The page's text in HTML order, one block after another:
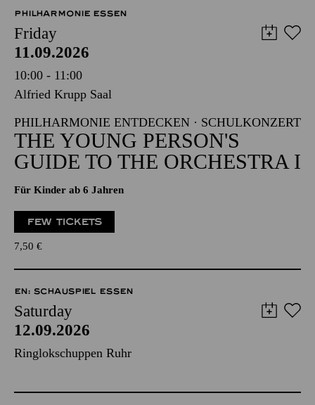
PHILHARMONIE ESSEN
Friday
11.09.2026
10:00 - 11:00
Alfried Krupp Saal
PHILHARMONIE ENTDECKEN · SCHULKONZERT
THE YOUNG PERSON'S
GUIDE TO THE ORCHESTRA I
Für Kinder ab 6 Jahren
FEW TICKETS
7,50 €
EN: SCHAUSPIEL ESSEN
Saturday
12.09.2026
Ringlokschuppen Ruhr